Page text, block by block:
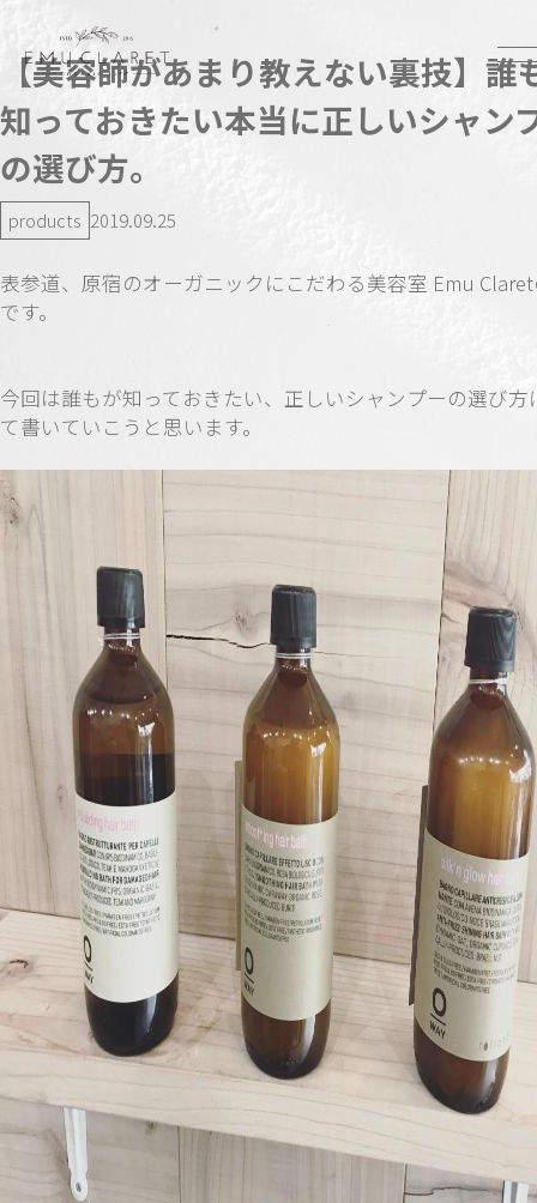
【美容師があまり教えない裏技】誰
知っておきたい本当に正しいシャン
の選び方。
products 2019.09.25
表参道、原宿のオーガニックにこだわる美容室 Emu
です。
今回は誰もが知っておきたい、正しいシャンプーの選び方
て書いていこうと思います。